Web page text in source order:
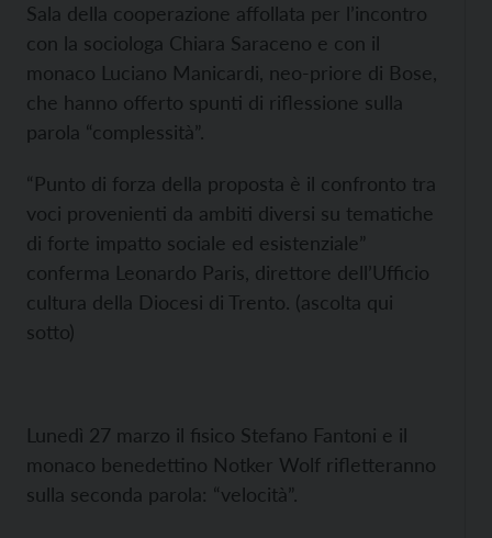
Sala della cooperazione affollata per l’incontro
con la sociologa Chiara Saraceno e con il
monaco Luciano Manicardi, neo-priore di Bose,
che hanno offerto spunti di riflessione sulla
parola “complessità”.
“Punto di forza della proposta è il confronto tra
voci provenienti da ambiti diversi su tematiche
di forte impatto sociale ed esistenziale”
conferma Leonardo Paris, direttore dell’Ufficio
cultura della Diocesi di Trento. (ascolta qui
sotto)
Lunedì 27 marzo il fisico Stefano Fantoni e il
monaco benedettino Notker Wolf rifletteranno
sulla seconda parola: “velocità”.